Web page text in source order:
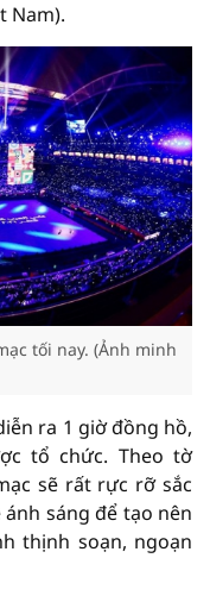
Nam).
tối nay. (Ảnh minh
ra 1 giờ đồng hồ,
tổ chức. Theo tờ
sẽ rất rực rỡ sắc
sáng để tạo nên
thịnh soạn, ngoạn